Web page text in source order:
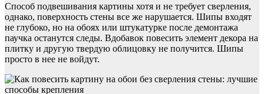
Способ подвешивания картины хотя и не требует сверления,
однако, поверхность стены все же нарушается. Шипы входят
не глубоко, но на обоях или штукатурке после демонтажа
паучка останутся следы. Вдобавок повесить элемент декора на
плитку и другую твердую облицовку не получится. Шипы
просто в нее не войдут.